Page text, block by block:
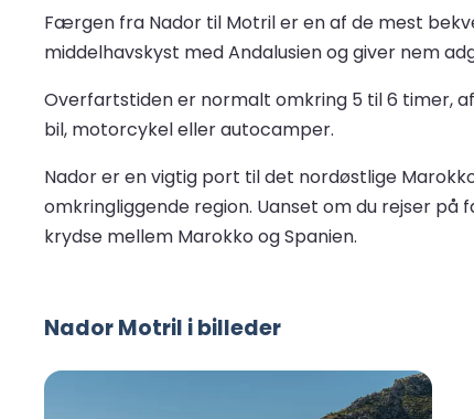
Færgen fra Nador til Motril er en af de mest
middelhavskyst med Andalusien og giver nem
Overfartstiden er normalt omkring 5 til 6 timer,
bil, motorcykel eller autocamper.
Nador er en vigtig port til det nordøstlige
omkringliggende region. Uanset om du rejser
krydse mellem Marokko og Spanien.
Nador Motril i billeder